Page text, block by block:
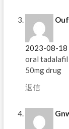
2023-08-18
oral tadalafil
50mg drug
返信